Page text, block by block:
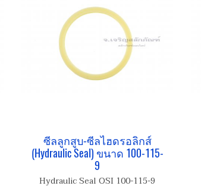
ซีลลูกสูบ-ซีลไฮดรอลิกส์
(Hydraulic Seal) ขนาด 100-115-
9
Hydraulic Seal OSI 100-115-9